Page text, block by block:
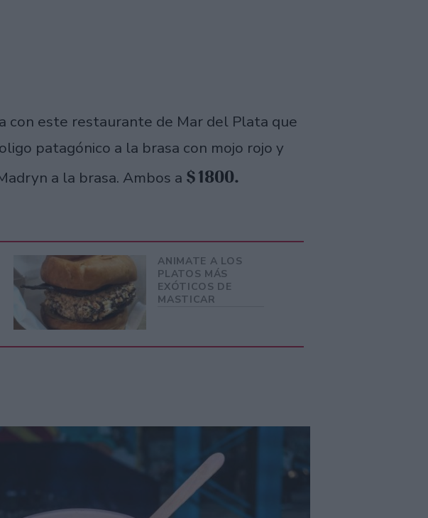
con este restaurante de Mar del Plata que
patagónico a la brasa con mojo rojo y
a la brasa. Ambos a $1800.
ANIMATE A LOS
PLATOS MÁS
EXÓTICOS DE
MASTICAR